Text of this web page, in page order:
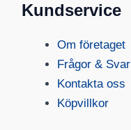
Kundservice
Om företaget
Frågor & Svar
Kontakta oss
Köpvillkor